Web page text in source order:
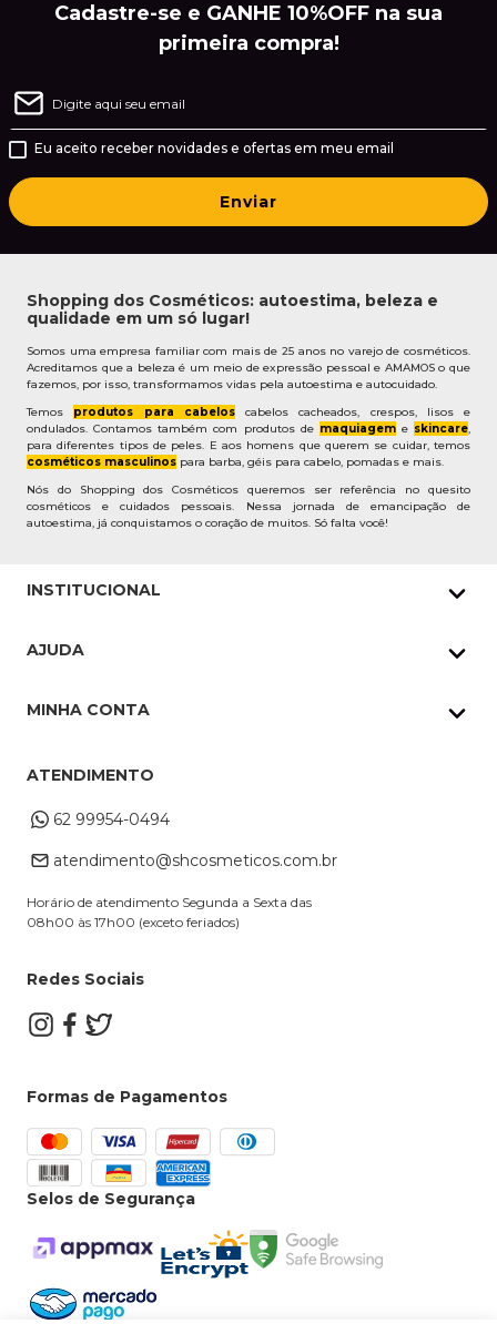
Cadastre-se e GANHE 10%OFF na sua
primeira compra!
Eu aceito receber novidades e ofertas em meu email
Enviar
Shopping dos Cosméticos: autoestima, beleza e
qualidade em um só lugar!
Somos uma empresa familiar com mais de 25 anos no varejo de cosméticos.
Acreditamos que a beleza é um meio de expressão pessoal e AMAMOS o que
fazemos, por isso, transformamos vidas pela autoestima e autocuidado.
Temos produtos para cabeloscabelos cacheados, crespos, lisos e
ondulados. Contamos também com produtos de maquiageme skincare,
para diferentes tipos de peles. E aos homens que querem se cuidar, temos
cosméticos masculinos para barba, géis para cabelo, pomadas e mais.
Nós do Shopping dos Cosméticos queremos ser referência no quesito
cosméticos e cuidados pessoais. Nessa jornada de emancipação de
autoestima, já conquistamos o coração de muitos. Só falta você!
INSTITUCIONAL
Pedidos Whatsapp
Cupons
AJUDA
Troca e Devoluções
Dúvidas Frequentes
MINHA CONTA
Alterar Cadastro
ATENDIMENTO
62 99954-0494
atendimento@shcosmeticos.com.br
Horário de atendimento Segunda a Sexta das
08h00 às 17h00 (exceto feriados)
Redes Sociais
Formas de Pagamentos
Selos de Segurança